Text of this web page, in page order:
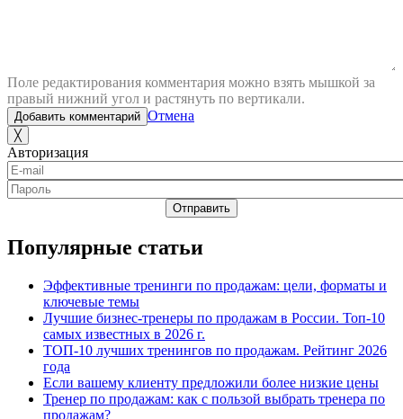
Поле редактирования комментария можно взять мышкой за
правый нижний угол и растянуть по вертикали.
Добавить комментарий Отмена
╳
Авторизация
Отправить
Популярные статьи
Эффективные тренинги по продажам: цели, форматы и
ключевые темы
Лучшие бизнес-тренеры по продажам в России. Топ-10
самых известных в 2026 г.
ТОП-10 лучших тренингов по продажам. Рейтинг 2026
года
Если вашему клиенту предложили более низкие цены
Тренер по продажам: как с пользой выбрать тренера по
продажам?